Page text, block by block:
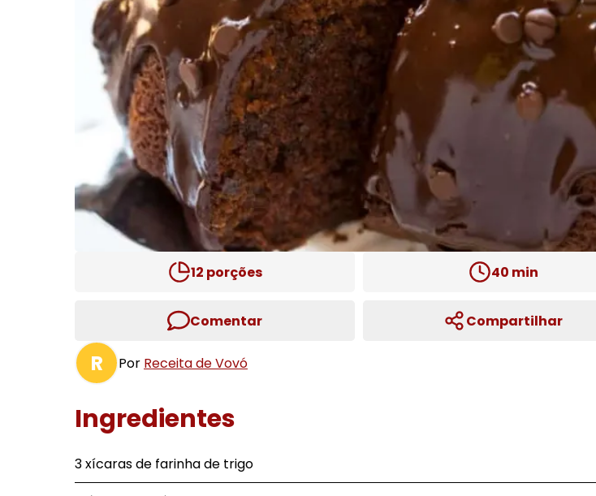
12 porções 40 min
Comentar Compartilhar
R Por Receita de Vovó
Ingredientes
3 xícaras de farinha de trigo